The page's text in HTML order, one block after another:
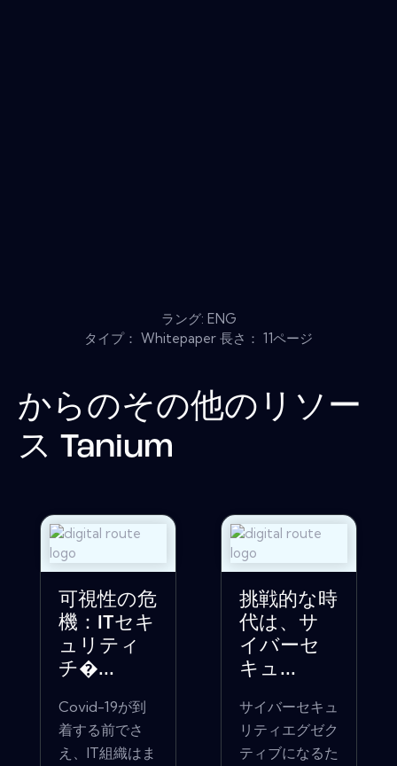
ラング: ENG
タイプ： Whitepaper 長さ： 11ページ
からのその他のリソー
ス Tanium
可視性の危
機：ITセキ
ュリティ
チ�...
Covid-19が到
着する前でさ
え、IT組織はま
挑戦的な時
代は、サ
イバーセ
キュ...
サイバーセキュ
リティエグゼク
ティブになるた